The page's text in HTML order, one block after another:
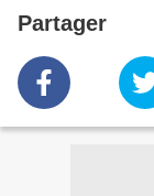
Partager